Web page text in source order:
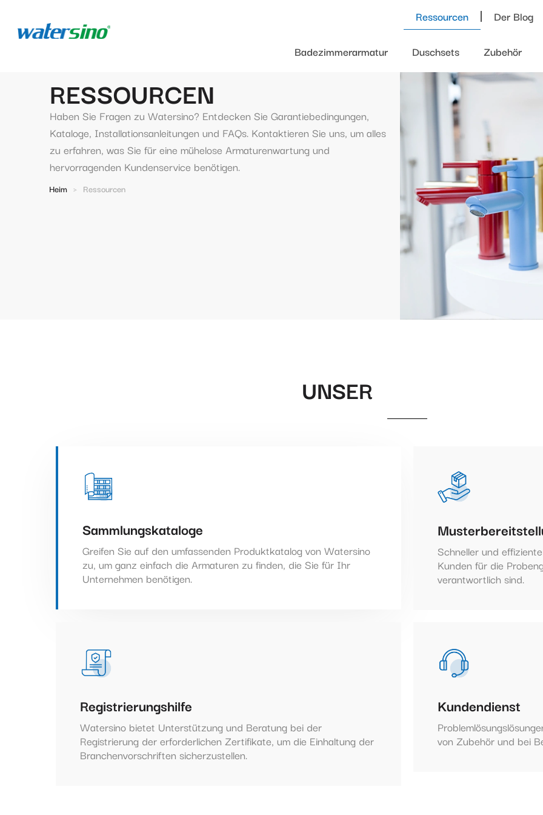
Ressourcen Der Blog
Badezimmerarmatur Duschsets Zubehör
RESSOURCEN
Haben Sie Fragen zu Watersino? Entdecken Sie Garantiebedingungen,
Kataloge, Installationsanleitungen und FAQs. Kontaktieren Sie uns, um alles
zu erfahren, was Sie für eine mühelose Armaturenwartung und
hervorragenden Kundenservice benötigen.
Heim > Ressourcen
UNSER
Sammlungskataloge
Greifen Sie auf den umfassenden Produktkatalog von Watersino
zu, um ganz einfach die Armaturen zu finden, die Sie für Ihr
Unternehmen benötigen.
Schneller und
Kunden für die
verantwortlich sind.
Registrierungshilfe
Watersino bietet Unterstützung und Beratung bei der
Registrierung der erforderlichen Zertifikate, um die Einhaltung der
Branchenvorschriften sicherzustellen.
Kundendienst
von Zubehör und bei